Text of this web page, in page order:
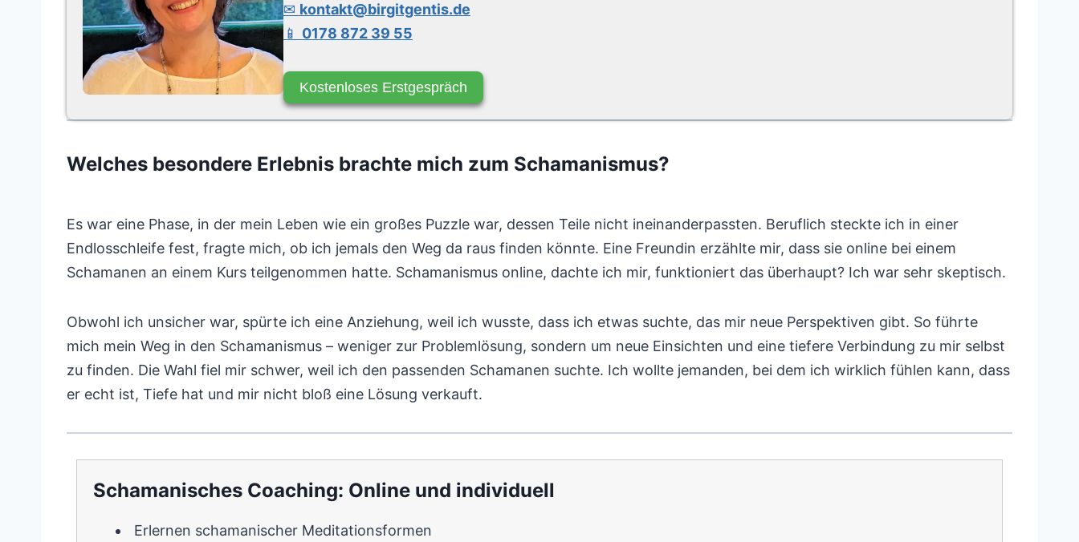
✉ kontakt@birgitgentis.de
📱 0178 872 39 55
Kostenloses Erstgespräch
Welches besondere Erlebnis brachte mich zum Schamanismus?
Es war eine Phase, in der mein Leben wie ein großes Puzzle war, dessen Teile nicht ineinanderpassten. Beruflich steckte ich in einer
Endlosschleife fest, fragte mich, ob ich jemals den Weg da raus finden könnte. Eine Freundin erzählte mir, dass sie online bei einem
Schamanen an einem Kurs teilgenommen hatte. Schamanismus online, dachte ich mir, funktioniert das überhaupt? Ich war sehr skeptisch.
Obwohl ich unsicher war, spürte ich eine Anziehung, weil ich wusste, dass ich etwas suchte, das mir neue Perspektiven gibt. So führte
mich mein Weg in den Schamanismus – weniger zur Problemlösung, sondern um neue Einsichten und eine tiefere Verbindung zu mir selbst
zu finden. Die Wahl fiel mir schwer, weil ich den passenden Schamanen suchte. Ich wollte jemanden, bei dem ich wirklich fühlen kann, dass
er echt ist, Tiefe hat und mir nicht bloß eine Lösung verkauft.
Schamanisches Coaching: Online und individuell
Erlernen schamanischer Meditationsformen